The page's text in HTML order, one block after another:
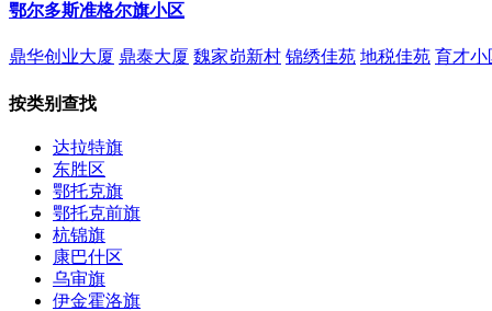
鄂尔多斯准格尔旗小区
鼎华创业大厦 鼎泰大厦 魏家峁新村 锦绣佳苑 地税佳苑 育才小
按类别查找
达拉特旗
东胜区
鄂托克旗
鄂托克前旗
杭锦旗
康巴什区
乌审旗
伊金霍洛旗